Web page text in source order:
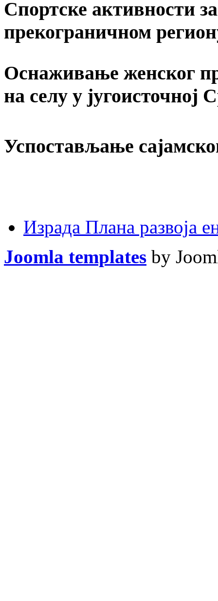
Спортске активности
прекограничном
Оснаживање женског
на селу у југоисточној
Успостављање
Израда Плана развоја
Joomla templates by